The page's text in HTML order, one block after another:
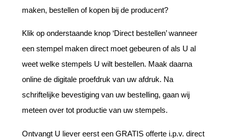
maken, bestellen of kopen bij de producent?
Klik op onderstaande knop ‘Direct bestellen’ wanneer
een stempel maken direct moet gebeuren of als U al
weet welke stempels U wilt bestellen. Maak daarna
online de digitale proefdruk van uw afdruk. Na
schriftelijke bevestiging van uw bestelling, gaan wij
meteen over tot productie van uw stempels.
Ontvangt U liever eerst een GRATIS offerte i.p.v. direct